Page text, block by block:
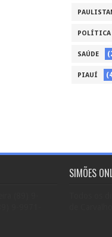
POLÍTICA
SAÚDE
PIAUÍ
SIMÕES